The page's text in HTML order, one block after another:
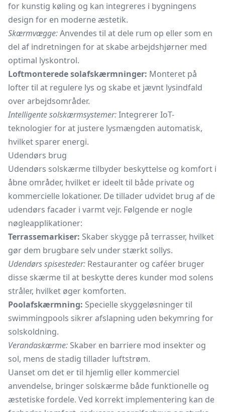
for kunstig køling og kan integreres i bygningens
design for en moderne æstetik.
Skærmvægge:Anvendes til at dele rum op eller som en
del af indretningen for at skabe arbejdshjørner med
optimal lyskontrol.
Loftmonterede solafskærmninger: Monteret på
lofter til at regulere lys og skabe et jævnt lysindfald
over arbejdsområder.
Intelligente solskærmsystemer:Integrerer IoT-
teknologier for at justere lysmængden automatisk,
hvilket sparer energi.
Udendørs brug
Udendørs solskærme tilbyder beskyttelse og komfort i
åbne områder, hvilket er ideelt til både private og
kommercielle lokationer. De tillader udvidet brug af de
udendørs facader i varmt vejr. Følgende er nogle
nøgleapplikationer:
Terrassemarkiser: Skaber skygge på terrasser, hvilket
gør dem brugbare selv under stærkt sollys.
Udendørs spisesteder: Restauranter og caféer bruger
disse skærme til at beskytte deres kunder mod solens
stråler, hvilket øger komforten.
Poolafskærmning: Specielle skyggeløsninger til
swimmingpools sikrer afslapning uden bekymring for
solskoldning.
Verandaskærme: Skaber en barriere mod insekter og
sol, mens de stadig tillader luftstrøm.
Uanset om det er til hjemlig eller kommerciel
anvendelse, bringer solskærme både funktionelle og
æstetiske fordele. Ved korrekt implementering kan de